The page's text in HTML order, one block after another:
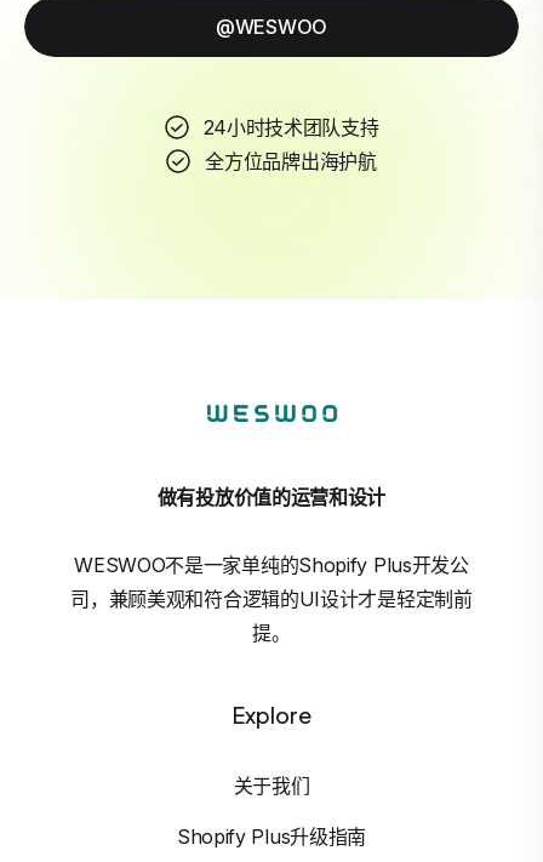
@WESWOO
24小时技术团队支持
全方位品牌出海护航
做有投放价值的运营和设计
WESWOO不是一家单纯的Shopify Plus开发公
司，兼顾美观和符合逻辑的UI设计才是轻定制前
提。
Explore
关于我们
Shopify Plus升级指南